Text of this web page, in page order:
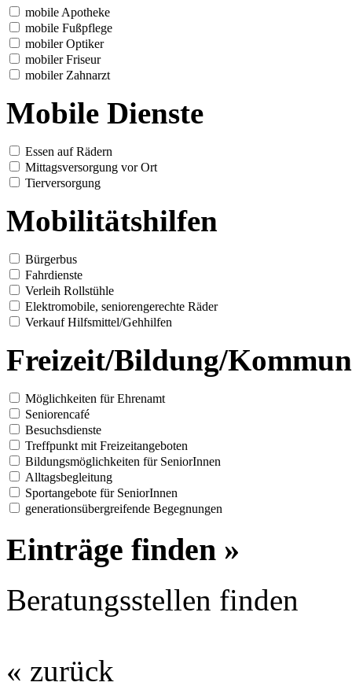
mobile Apotheke
mobile Fußpflege
mobiler Optiker
mobiler Friseur
mobiler Zahnarzt
Mobile Dienste
Essen auf Rädern
Mittagsversorgung vor Ort
Tierversorgung
Mobilitätshilfen
Bürgerbus
Fahrdienste
Verleih Rollstühle
Elektromobile, seniorengerechte Räder
Verkauf Hilfsmittel/Gehhilfen
Freizeit/Bildung/
Möglichkeiten für Ehrenamt
Seniorencafé
Besuchsdienste
Treffpunkt mit Freizeitangeboten
Bildungsmöglichkeiten für SeniorInnen
Alltagsbegleitung
Sportangebote für SeniorInnen
generationsübergreifende Begegnungen
Einträge finden »
Beratungsstellen finden
« zurück